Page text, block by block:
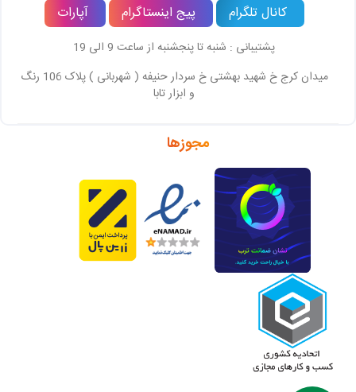
کانال تلگرام پیج اینستاگرام آپارات
پشتیبانی : شنبه تا پنجشنبه از ساعت 9 الی 19
میدان کرج خ شهید بهشتی خ سردار حنیفه ( شهربانی ) پلاک 106 رنگ
و ابزار تابا
مجوزها